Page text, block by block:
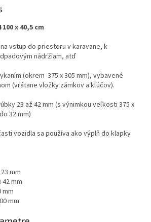
x 40,5 cm
vstup do priestoru v karavane, k
nádržiam, atď
(okrem 375 x 305 mm), vybavené
(vrátane vložky zámkov a kľúčov).
23 až 42 mm (s výnimkou veľkosti 375 x
32 mm)
vozidla sa používa ako výplň do klapky
23 mm
42 mm
mm
mm